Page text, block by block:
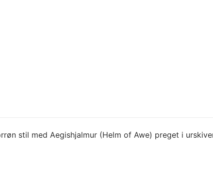
stil med Aegishjalmur (Helm of Awe) preget i